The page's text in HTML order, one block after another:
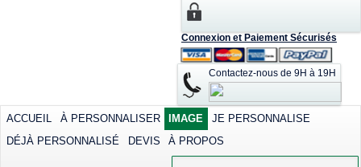
Connexion et Paiement Sécurisés
Contactez-nous de 9H à 19H
ACCUEIL À PERSONNALISER IMAGE
JE PERSONNALISE
DÉJÀ PERSONNALISÉ
DEVIS À PROPOS
Tee-shirt homme
manches courtes
col rond
Imprimer dès
25,91€
Sérigraphier dès
9,02€*